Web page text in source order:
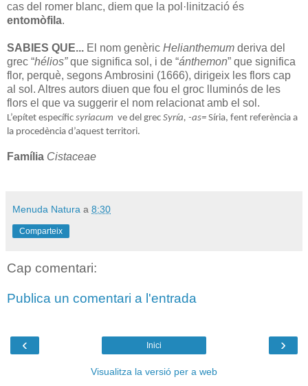
cas del romer blanc, diem que la pol·linització és
entomòfila.
SABIES QUE... El nom genèric Helianthemum deriva del
grec “hélios”que significa sol, i de “ánthemon” que significa
flor, perquè, segons Ambrosini (1666), dirigeix les flors cap
al sol. Altres autors diuen que fou el groc lluminós de les
flors el que va suggerir el nom relacionat amb el sol.
L’epítet específic syriacum ve del grec Syría, -as= Síria, fent referència a
la procedència d’aquest territori.
Família Cistaceae
Menuda Natura a 8:30
Comparteix
Cap comentari:
Publica un comentari a l'entrada
‹ ›
Inici
Visualitza la versió per a web